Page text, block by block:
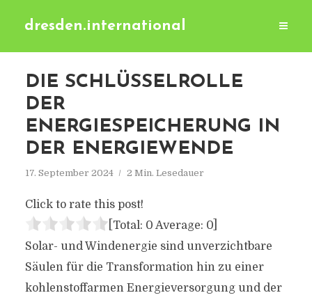
dresden.international
DIE SCHLÜSSELROLLE
DER
ENERGIESPEICHERUNG IN
DER ENERGIEWENDE
17. September 2024 2 Min. Lesedauer
Click to rate this post!
[Total: 0 Average: 0]
Solar- und Windenergie sind unverzichtbare
Säulen für die Transformation hin zu einer
kohlenstoffarmen Energieversorgung und der